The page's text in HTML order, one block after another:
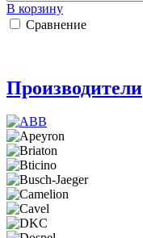
В корзину
Сравнение
Производители